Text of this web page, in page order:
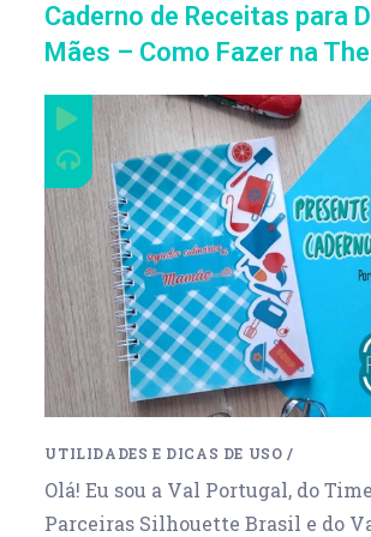
Caderno de Receitas para
Mães – Como Fazer na
UTILIDADES E DICAS DE USO /
Olá! Eu sou a Val Portugal, do
Parceiras Silhouette Brasil e do